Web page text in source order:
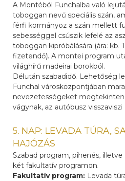
A Montéból Funchalba való
toboggan nevű speciális szán,
férfi kormányoz a szán mellett
sebességgel csúszik lefelé az
toboggan kipróbálására (ára: kb.
fizetendő). A montei program
világhírű madeirai borokból.
Délután szabadidő. Lehetőség
Funchal városközpontjában
nevezetességeket
vágynak, az autóbusz visszaviszi
5. NAP: LEVADA TÚRA,
HAJÓZÁS
Szabad program, pihenés,
két fakultatív programon.
Fakultatív program: Levada